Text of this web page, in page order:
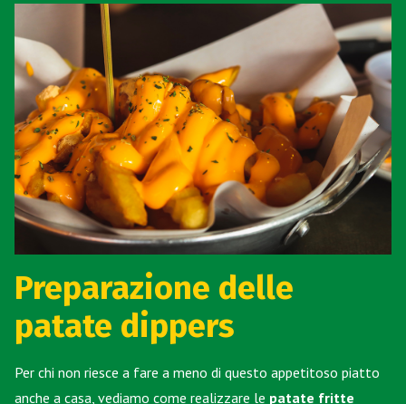
Preparazione delle
patate dippers
Per chi non riesce a fare a meno di questo appetitoso piatto
anche a casa, vediamo come realizzare le patate fritte